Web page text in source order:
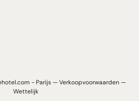
- Parijs —Verkoopvoorwaarden—
Wettelijk